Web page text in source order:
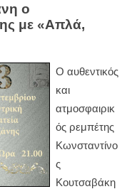
ο
με «Απλά,
Ο αυθεντικός
και
ατμοσφαιρικ
ός ρεμπέτης
Κωνσταντίνο
ς
Κουτσαβάκη